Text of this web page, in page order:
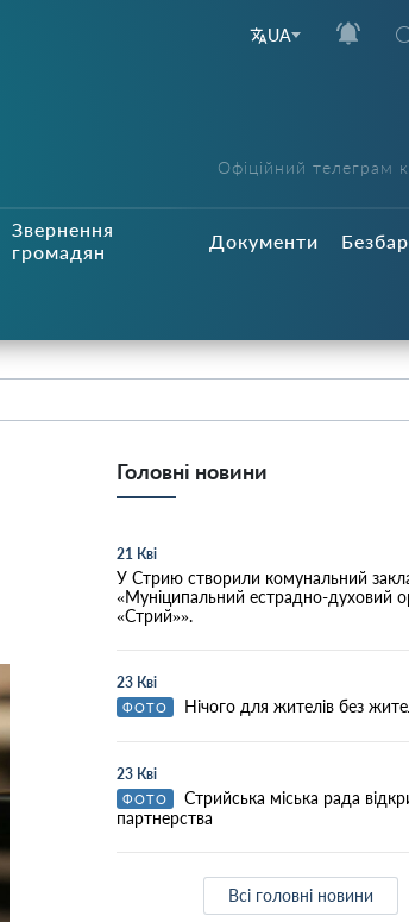
UA
Офіційний телеграм
Звернення
громадян
Документи
Головні новини
21 Кві
У Стрию створили комунальний
«Муніципальний естрадно-духовий
«Стрий»».
23 Кві
ФОТО Нічого для жителів без
23 Кві
ФОТО
Стрийська міська рада
партнерства
Всі головні новини